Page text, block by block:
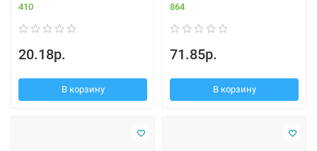
410
20.18р.
В корзину
864
71.85р.
В корзину